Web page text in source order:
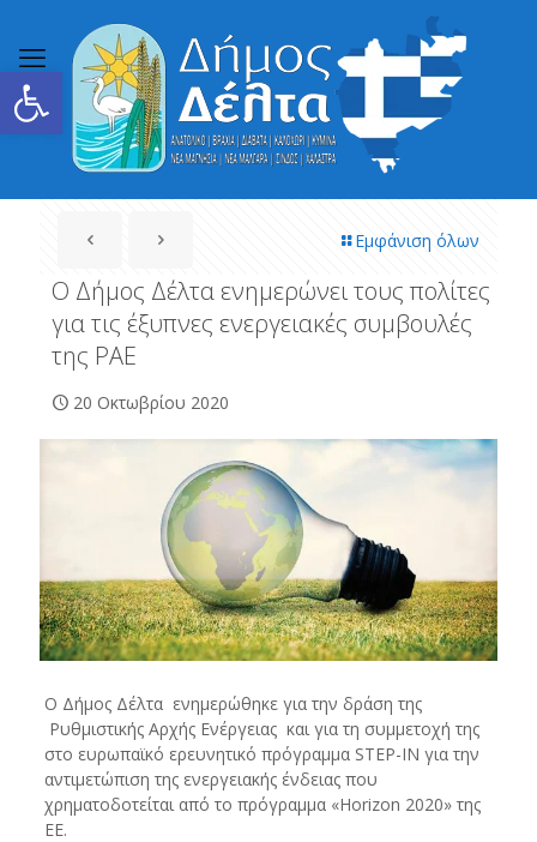
Ανοίξτε τη γραμμή εργαλείων
Εμφάνιση όλων
Ο Δήμος Δέλτα ενημερώνει τους πολίτες
για τις έξυπνες ενεργειακές συμβουλές
της ΡΑΕ
20 Οκτωβρίου 2020
Ο Δήμος Δέλτα ενημερώθηκε για την δράση της
Ρυθμιστικής Αρχής Ενέργειας και για τη συμμετοχή της
στο ευρωπαϊκό ερευνητικό πρόγραμμα STEP-IN για την
αντιμετώπιση της ενεργειακής ένδειας που
χρηματοδοτείται από το πρόγραμμα «Horizon 2020» της
ΕΕ.